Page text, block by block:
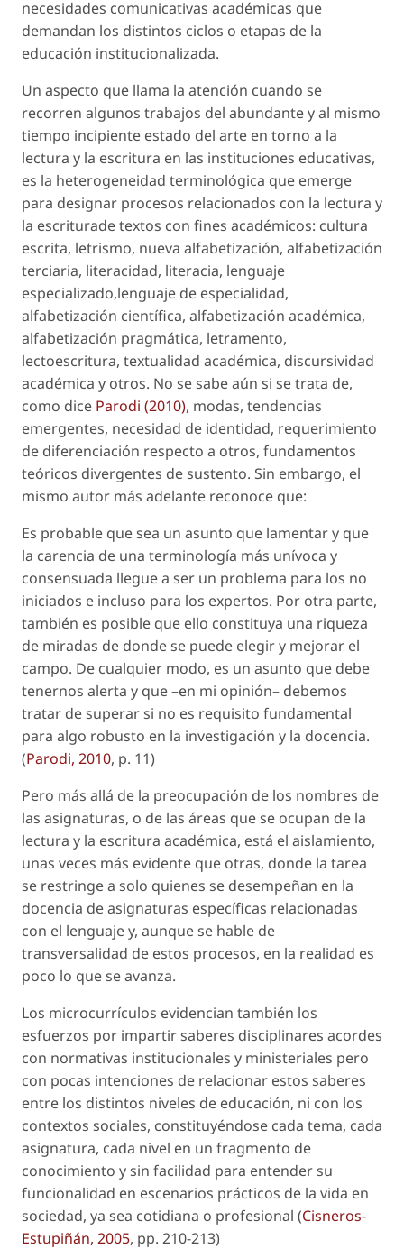
necesidades comunicativas académicas que
demandan los distintos ciclos o etapas de la
educación institucionalizada.
Un aspecto que llama la atención cuando se
recorren algunos trabajos del abundante y al mismo
tiempo incipiente estado del arte en torno a la
lectura y la escritura en las instituciones educativas,
es la heterogeneidad terminológica que emerge
para designar procesos relacionados con la lectura y
la escriturade textos con fines académicos: cultura
escrita, letrismo, nueva alfabetización, alfabetización
terciaria, literacidad, literacia, lenguaje
especializado,lenguaje de especialidad,
alfabetización científica, alfabetización académica,
alfabetización pragmática, letramento,
lectoescritura, textualidad académica, discursividad
académica y otros. No se sabe aún si se trata de,
como dice Parodi (2010), modas, tendencias
emergentes, necesidad de identidad, requerimiento
de diferenciación respecto a otros, fundamentos
teóricos divergentes de sustento. Sin embargo, el
mismo autor más adelante reconoce que:
Es probable que sea un asunto que lamentar y que
la carencia de una terminología más unívoca y
consensuada llegue a ser un problema para los no
iniciados e incluso para los expertos. Por otra parte,
también es posible que ello constituya una riqueza
de miradas de donde se puede elegir y mejorar el
campo. De cualquier modo, es un asunto que debe
tenernos alerta y que –en mi opinión– debemos
tratar de superar si no es requisito fundamental
para algo robusto en la investigación y la docencia.
(Parodi, 2010, p. 11)
Pero más allá de la preocupación de los nombres de
las asignaturas, o de las áreas que se ocupan de la
lectura y la escritura académica, está el aislamiento,
unas veces más evidente que otras, donde la tarea
se restringe a solo quienes se desempeñan en la
docencia de asignaturas específicas relacionadas
con el lenguaje y, aunque se hable de
transversalidad de estos procesos, en la realidad es
poco lo que se avanza.
Los microcurrículos evidencian también los
esfuerzos por impartir saberes disciplinares acordes
con normativas institucionales y ministeriales pero
con pocas intenciones de relacionar estos saberes
entre los distintos niveles de educación, ni con los
contextos sociales, constituyéndose cada tema, cada
asignatura, cada nivel en un fragmento de
conocimiento y sin facilidad para entender su
funcionalidad en escenarios prácticos de la vida en
sociedad, ya sea cotidiana o profesional (Cisneros-
Estupiñán, 2005, pp. 210-213)